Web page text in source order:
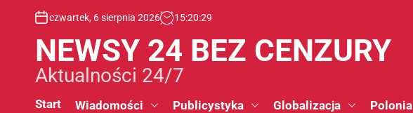
czwartek, 6 sierpnia 2026 15:20:30
NEWSY 24 BEZ CENZURY
Aktualności 24/7
Start Wiadomości Publicystyka Globalizacja Polonia